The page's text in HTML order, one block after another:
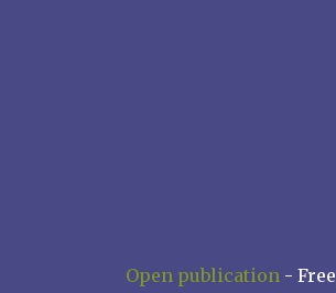
Open publication- Free